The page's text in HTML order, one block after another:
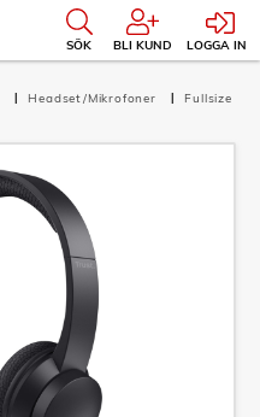
SÖK BLI KUND LOGGA IN
Headset/Mikrofoner Fullsize